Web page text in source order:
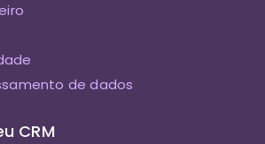
de dados
CRM